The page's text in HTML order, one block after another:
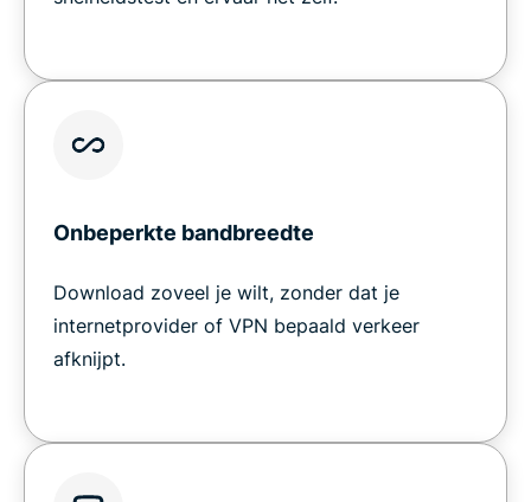
Onbeperkte bandbreedte
Download zoveel je wilt, zonder dat je
internetprovider of VPN bepaald verkeer
afknijpt.